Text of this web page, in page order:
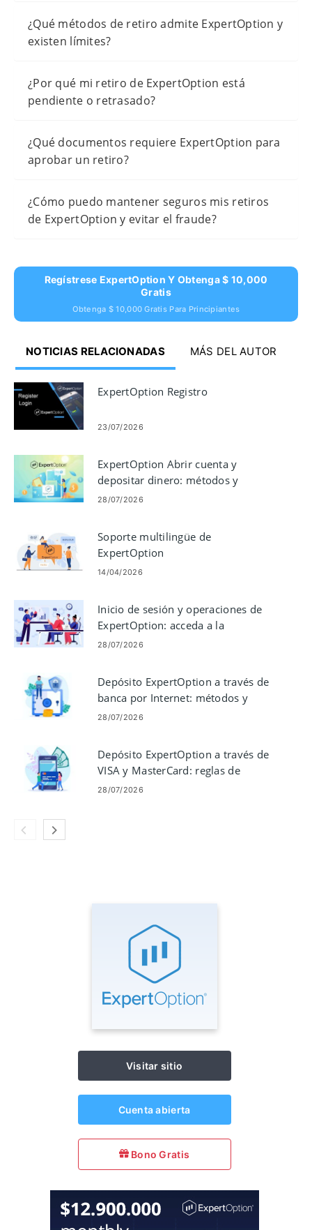
¿Qué métodos de retiro admite ExpertOption y
existen límites?
¿Por qué mi retiro de ExpertOption está
pendiente o retrasado?
¿Qué documentos requiere ExpertOption para
aprobar un retiro?
¿Cómo puedo mantener seguros mis retiros
de ExpertOption y evitar el fraude?
Regístrese ExpertOption Y Obtenga $ 10,000
Gratis
Obtenga $ 10,000 Gratis Para Principiantes
NOTICIAS RELACIONADAS MÁS DEL AUTOR
ExpertOption Registro
23/07/2026
ExpertOption Abrir cuenta y
depositar dinero: métodos y
límites
28/07/2026
Soporte multilingüe de
ExpertOption
14/04/2026
Inicio de sesión y operaciones de
ExpertOption: acceda a la
plataforma de opciones binarias
28/07/2026
Depósito ExpertOption a través de
banca por Internet: métodos y
límites
28/07/2026
Depósito ExpertOption a través de
VISA y MasterCard: reglas de
financiación con tarjeta
28/07/2026
Visitar sitio
Cuenta abierta
Bono Gratis